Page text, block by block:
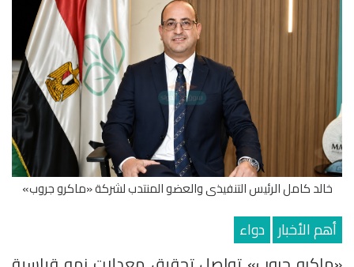
خالد كامل الرئيس التنفيذى والعضو المنتدب لشركة «ماكرو جروب»
أهم الأخبار دواء